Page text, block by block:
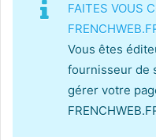
FAITES VOUS
Vous êtes
fournisseur de
gérer votre